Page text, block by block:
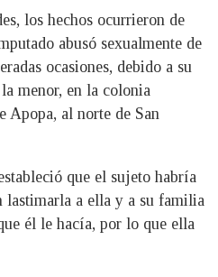
los hechos ocurrieron de
abusó sexualmente de
ocasiones, debido a su
menor, en la colonia
Apopa, al norte de San
que el sujeto habría
lastimarla a ella y a su familia
él le hacía, por lo que ella